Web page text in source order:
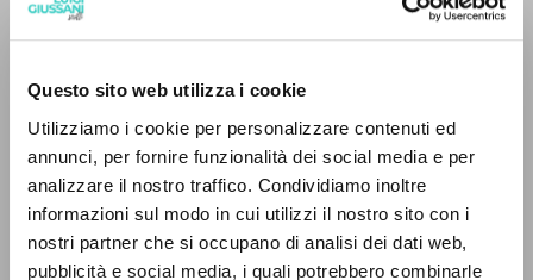
Questo sito web utilizza i cookie
Utilizziamo i cookie per personalizzare contenuti ed
annunci, per fornire funzionalità dei social media e per
analizzare il nostro traffico. Condividiamo inoltre
informazioni sul modo in cui utilizzi il nostro sito con i
nostri partner che si occupano di analisi dei dati web,
pubblicità e social media, i quali potrebbero combinarle
Giussani LuigiAuthor
Testori GiovanniAuthor
0RESULTS FOUND